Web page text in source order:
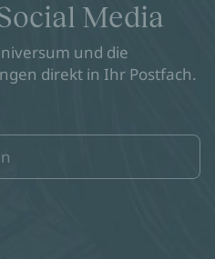
Media
und die
direkt in Ihr Postfach.